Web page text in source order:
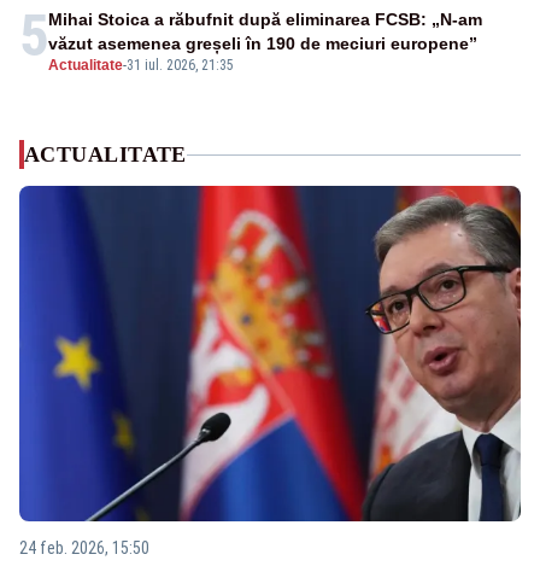
5Actualitate-31 iul. 2026, 21:35
Mihai Stoica a răbufnit după eliminarea FCSB: „N-am
văzut asemenea greșeli în 190 de meciuri europene”
ACTUALITATE
24 feb. 2026, 15:50